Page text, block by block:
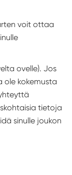
voit ottaa
ovelle). Jos
ole kokemusta
tietoja
sinulle joukon